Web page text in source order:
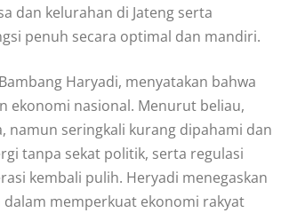
dan kelurahan di Jateng serta
penuh secara optimal dan mandiri.
Haryadi, menyatakan bahwa
ekonomi nasional. Menurut beliau,
namun seringkali kurang dipahami dan
tanpa sekat politik, serta regulasi
kembali pulih. Heryadi menegaskan
memperkuat ekonomi rakyat